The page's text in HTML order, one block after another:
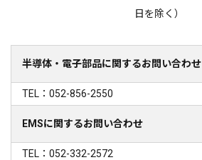
日を除く）
半導体・電子部品に関するお問い合わせ
TEL：052-856-2550
EMSに関するお問い合わせ
TEL：052-332-2572